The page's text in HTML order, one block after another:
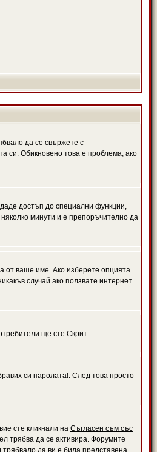
да се свържете с
си. Обикновено това е проблема; ако
достъп до специални функции,
минути и е препоръчително да
от ваше име. Ако изберете опцията
случай ако ползвате интернет
ще сте Скрит.
си паролата!. След това просто
сте кликнали на Съгласен съм със
трябва да се активира. Форумите
трябвало да ви е била представена